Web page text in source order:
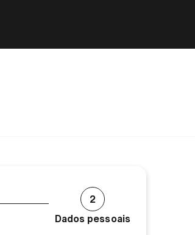
2
Dados pessoais